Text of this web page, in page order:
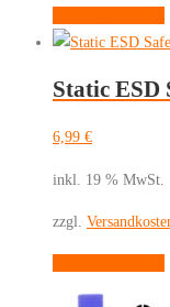
Static ESD
6,99 €
inkl. 19 % MwSt.
zzgl.